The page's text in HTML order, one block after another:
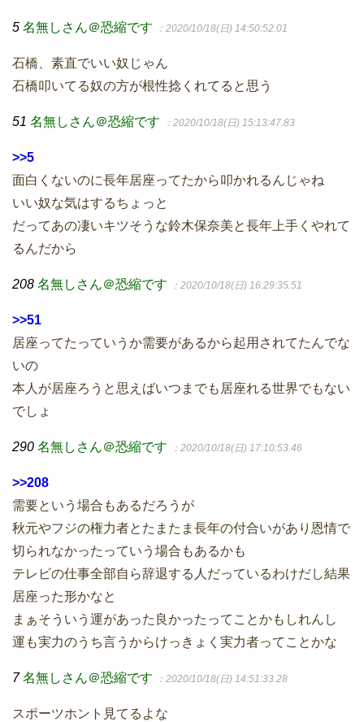
5 名無しさん＠恐縮です ：2020/10/18(日) 14:50:52.01
石橋、素直でいい奴じゃん
石橋叩いてる奴の方が根性捻くれてると思う
51 名無しさん＠恐縮です ：2020/10/18(日) 15:13:47.83
>>5
面白くないのに長年居座ってたから叩かれるんじゃね
いい奴な気はするちょっと
だってあの凄いキツそうな鈴木保奈美と長年上手くやれて
るんだから
208 名無しさん＠恐縮です ：2020/10/18(日) 16:29:35.51
>>51
居座ってたっていうか需要があるから起用されてたんでな
いの
本人が居座ろうと思えばいつまでも居座れる世界でもない
でしょ
290 名無しさん＠恐縮です ：2020/10/18(日) 17:10:53.46
>>208
需要という場合もあるだろうが
秋元やフジの権力者とたまたま長年の付合いがあり恩情で
切られなかったっていう場合もあるかも
テレビの仕事全部自ら辞退する人だっているわけだし結果
居座った形かなと
まぁそういう運があった良かったってことかもしれんし
運も実力のうち言うからけっきょく実力者ってことかな
7 名無しさん＠恐縮です ：2020/10/18(日) 14:51:33.28
スポーツホント見てるよな